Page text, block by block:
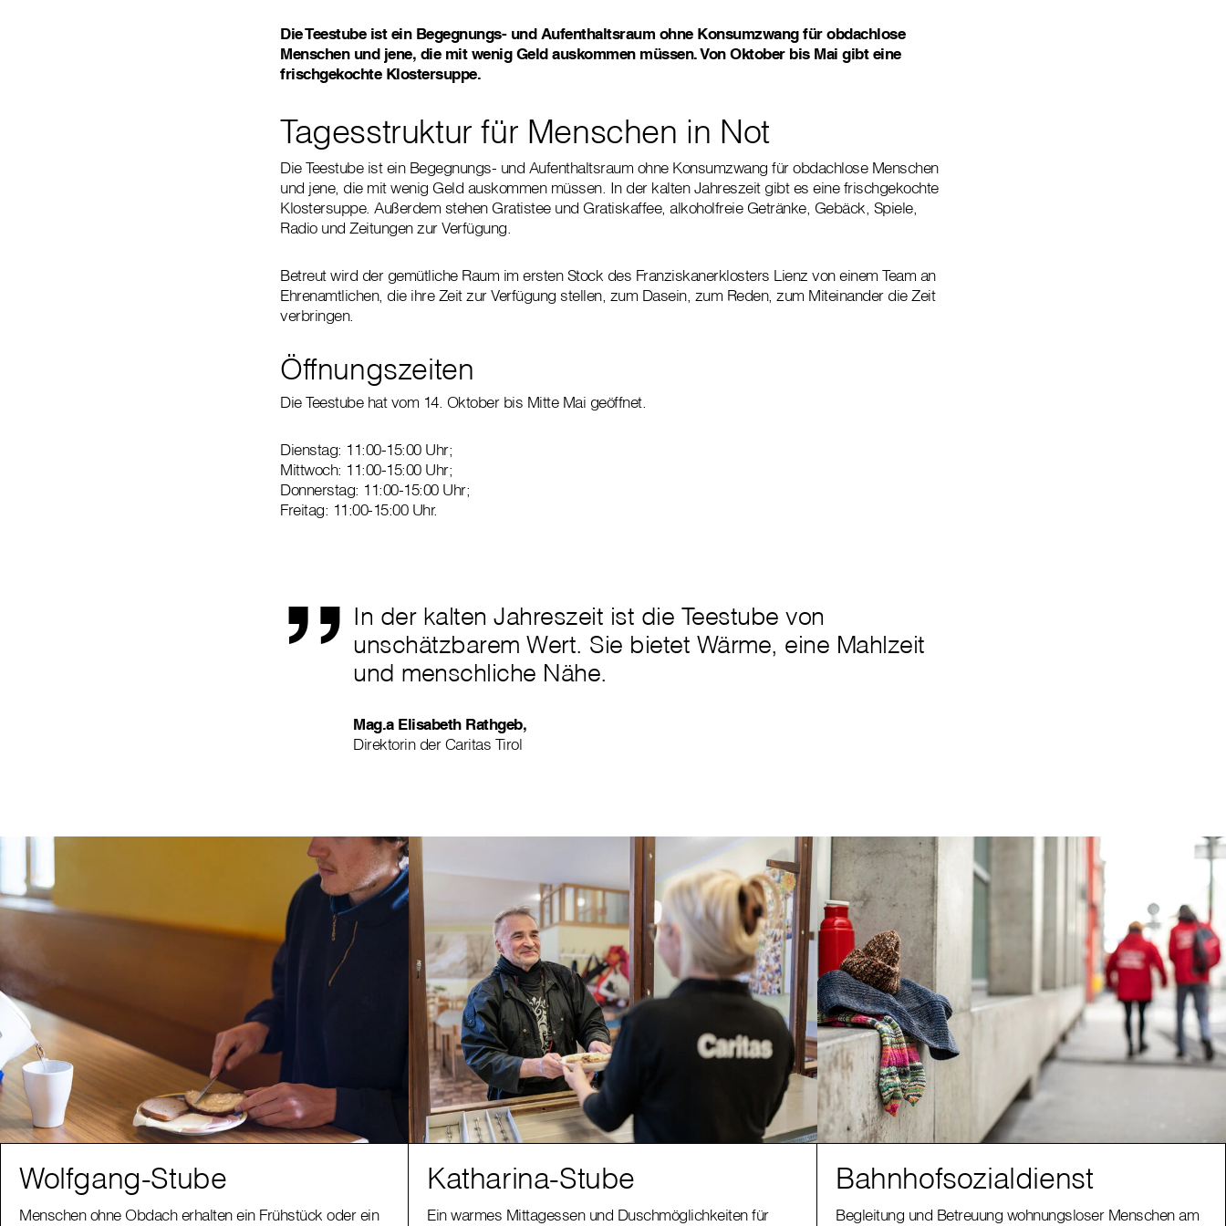
Die Teestube ist ein Begegnungs- und Aufenthaltsraum ohne Konsumzwang für obdachlose
Menschen und jene, die mit wenig Geld auskommen müssen. Von Oktober bis Mai gibt eine
frischgekochte Klostersuppe.
Tagesstruktur für Menschen in Not
Die Teestube ist ein Begegnungs- und Aufenthaltsraum ohne Konsumzwang für obdachlose Menschen
und jene, die mit wenig Geld auskommen müssen. In der kalten Jahreszeit gibt es eine frischgekochte
Klostersuppe. Außerdem stehen Gratistee und Gratiskaffee, alkoholfreie Getränke, Gebäck, Spiele,
Radio und Zeitungen zur Verfügung.
Betreut wird der gemütliche Raum im ersten Stock des Franziskanerklosters Lienz von einem Team an
Ehrenamtlichen, die ihre Zeit zur Verfügung stellen, zum Dasein, zum Reden, zum Miteinander die Zeit
verbringen.
Öffnungszeiten
Die Teestube hat vom 14. Oktober bis Mitte Mai geöffnet.
Dienstag: 11:00-15:00 Uhr;
Mittwoch: 11:00-15:00 Uhr;
Donnerstag: 11:00-15:00 Uhr;
Freitag: 11:00-15:00 Uhr.
„ In der kalten Jahreszeit ist die Teestube von
unschätzbarem Wert. Sie bietet Wärme, eine Mahlzeit
und menschliche Nähe.
Mag.a Elisabeth Rathgeb,
Direktorin der Caritas Tirol
Wolfgang-Stube
Menschen ohne Obdach erhalten ein Frühstück oder ein
Katharina-Stube
Ein warmes Mittagessen und Duschmöglichkeiten für
Bahnhofsozialdienst
Begleitung und Betreuung wohnungsloser Menschen am